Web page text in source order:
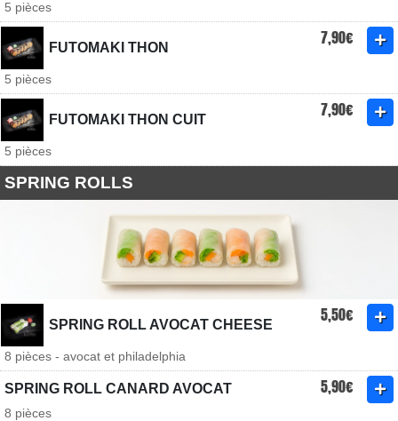
5 pièces
FUTOMAKI THON 7,90€
5 pièces
FUTOMAKI THON CUIT 7,90€
5 pièces
SPRING ROLLS
SPRING ROLL AVOCAT CHEESE 5,50€
8 pièces - avocat et philadelphia
SPRING ROLL CANARD AVOCAT 5,90€
8 pièces